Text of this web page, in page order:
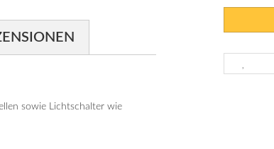
sowie Lichtschalter wie